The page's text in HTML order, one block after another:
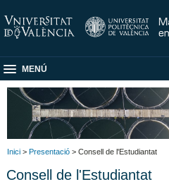
MENÚ
Inici > Presentació > Consell de l'Estudiantat
Consell de l'Estudiantat